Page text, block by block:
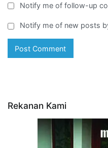
Notify me of follow-up
Notify me of new posts
Rekanan Kami